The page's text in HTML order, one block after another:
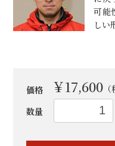
可能
しい
価格 ￥17,600
数量